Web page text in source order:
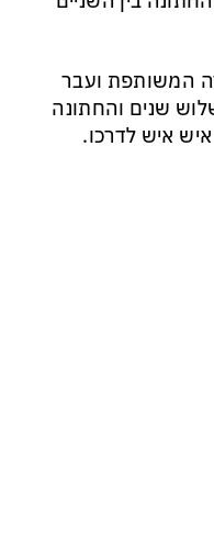
המשותפת ועבר
שנים והחתונה
איש לדרכו.